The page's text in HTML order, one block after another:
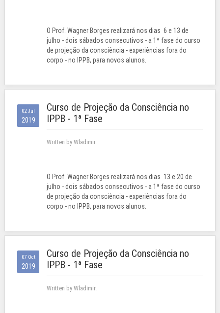
O Prof. Wagner Borges realizará nos dias 6 e 13 de
julho - dois sábados consecutivos - a 1ª fase do curso
de projeção da consciência - experiências fora do
corpo - no IPPB, para novos alunos.
02 Jul
2019
Curso de Projeção da Consciência no
IPPB - 1ª Fase
Written by Wladimir.
O Prof. Wagner Borges realizará nos dias 13 e 20 de
julho - dois sábados consecutivos - a 1ª fase do curso
de projeção da consciência - experiências fora do
corpo - no IPPB, para novos alunos.
07 Oct
2019
Curso de Projeção da Consciência no
IPPB - 1ª Fase
Written by Wladimir.